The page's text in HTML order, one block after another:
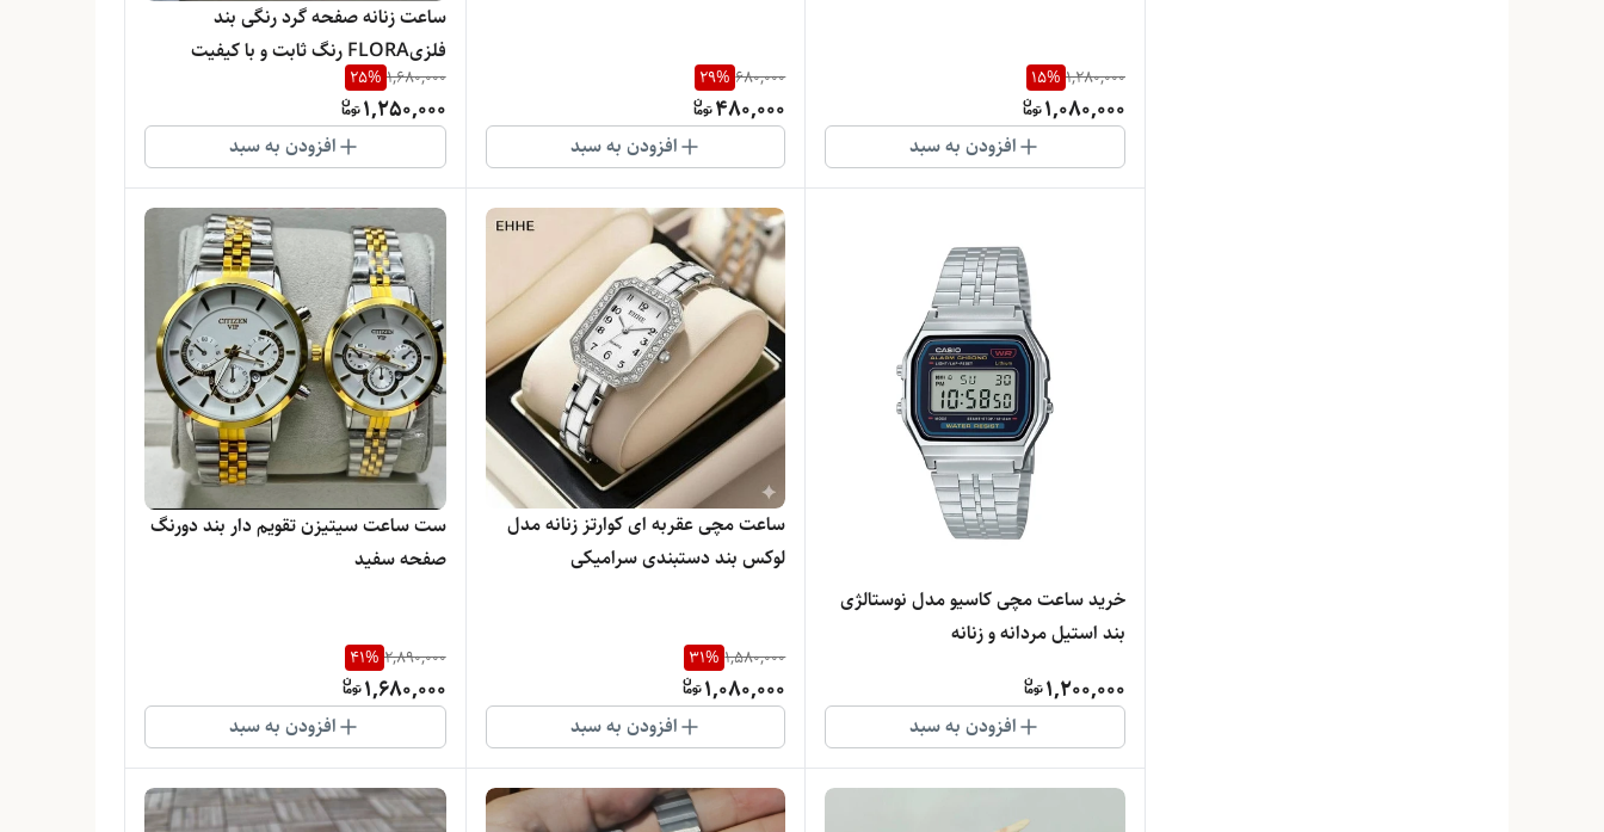
1,280,000
15%
1,080,000
افزودن به سبد
680,000
29%
480,000
افزودن به سبد
ساعت زنانه صفحه گرد رنگی بند
فلزیFLORA رنگ ثابت و با کیفیت
1,680,000
25%
1,250,000
افزودن به سبد
خرید ساعت مچی کاسیو مدل نوستالژی
بند استیل مردانه و زنانه
1,200,000
افزودن به سبد
ساعت مچی عقربه ای کوارتز زنانه مدل
لوکس بند دستبندی سرامیکی
1,580,000
31%
1,080,000
افزودن به سبد
ست ساعت سیتیزن تقویم دار بند دورنگ
صفحه سفید
2,890,000
41%
1,680,000
افزودن به سبد